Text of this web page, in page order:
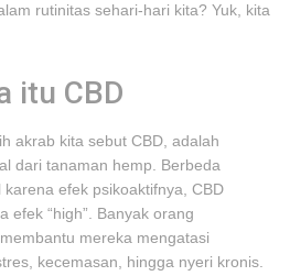
rutinitas sehari-hari kita? Yuk, kita
itu CBD
akrab kita sebut CBD, adalah
dari tanaman hemp. Berbeda
efek psikoaktifnya, CBD
efek “high”. Banyak orang
mereka mengatasi
kecemasan, hingga nyeri kronis.